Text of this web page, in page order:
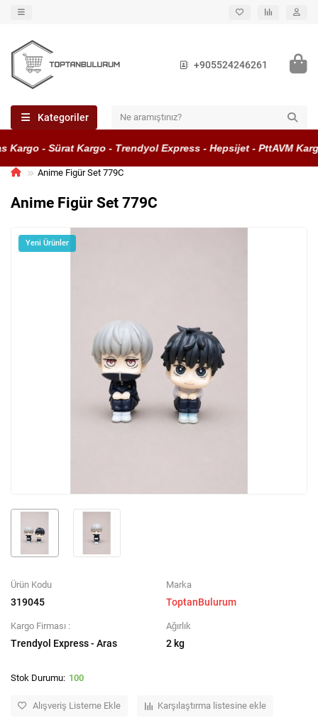
+905524246261
Kategoriler
- Sürat Kargo - Trendyol Express - Hepsijet - PttAVM Kargo
Anime Figür Set 779C
Anime Figür Set 779C
Yeni Ürünler
Ürün Kodu
319045
Marka
ToptanBulurum
Kargo Firması :
Trendyol Express - Aras
Ağırlık
2 kg
100
Alışveriş Listeme Ekle Karşılaştırma listesine ekle